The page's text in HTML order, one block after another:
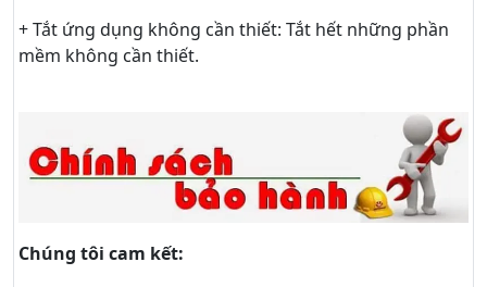
+ Tắt ứng dụng không cần thiết: Tắt hết những phần
mềm không cần thiết.
Chúng tôi cam kết: